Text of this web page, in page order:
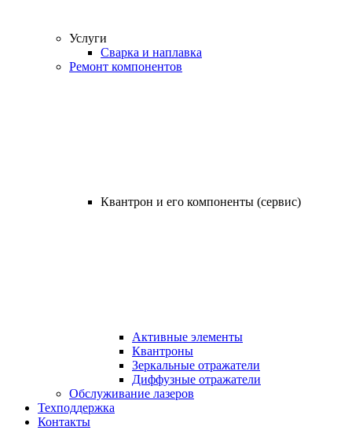
Услуги
Сварка и наплавка
Ремонт компонентов
Квантрон и его компоненты (сервис)
Активные элементы
Квантроны
Зеркальные отражатели
Диффузные отражатели
Обслуживание лазеров
Техподдержка
Контакты